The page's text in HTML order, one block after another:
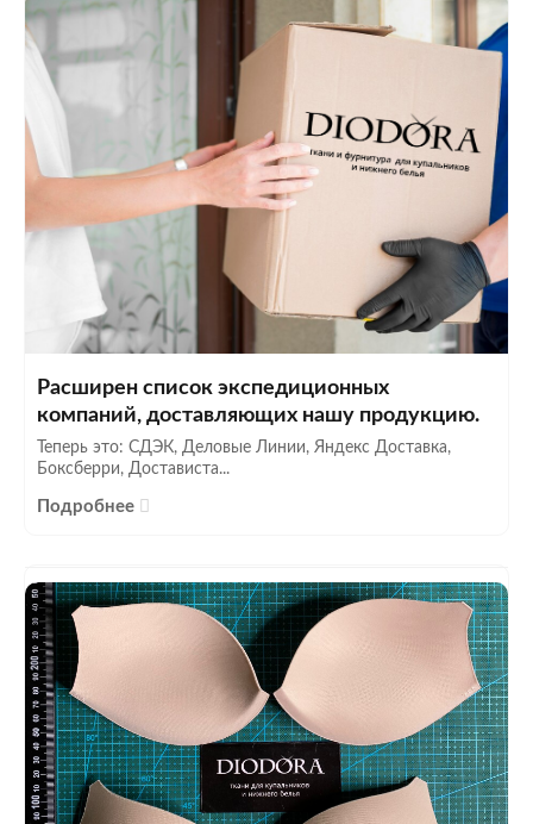
Расширен список экспедиционных
компаний, доставляющих нашу продукцию.
Теперь это: СДЭК, Деловые Линии, Яндекс Доставка,
Боксберри, Достависта...
Подробнее